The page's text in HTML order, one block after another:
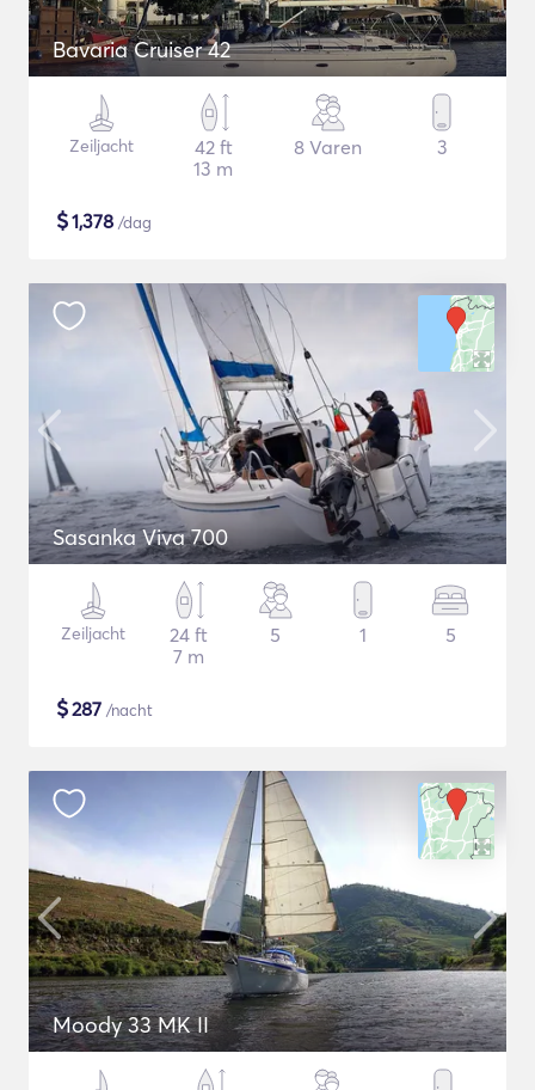
Bavaria Cruiser 42
Zeiljacht
42 ft
13 m
8 Varen 3
$1,378 /dag
Sasanka Viva 700
Zeiljacht
24 ft
7 m
5 1 5
$287 /nacht
Moody 33 MK II